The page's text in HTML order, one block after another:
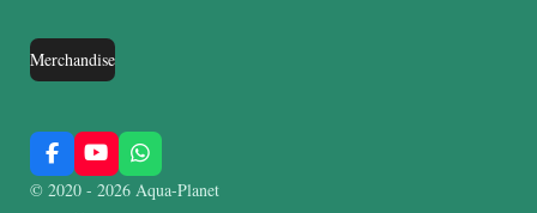
Merchandise
F
a
c
Y
o
u
W
h
a
© 2020 - 2026 Aqua-Planet